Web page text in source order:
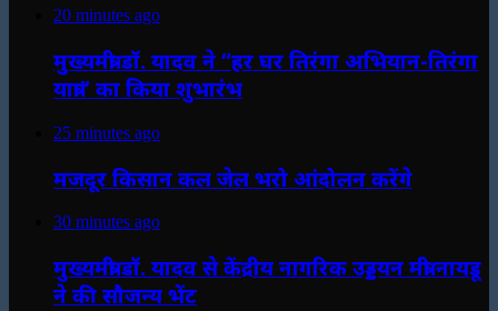
20 minutes ago
मुख्यमंत्री डॉ. यादव ने “हर घर तिरंगा अभियान-तिरंगा
यात्रा” का किया शुभारंभ
25 minutes ago
मजदूर किसान कल जेल भरो आंदोलन करेंगे
30 minutes ago
मुख्यमंत्री डॉ. यादव से केंद्रीय नागरिक उड्डयन मंत्री नायडू
ने की सौजन्य भेंट